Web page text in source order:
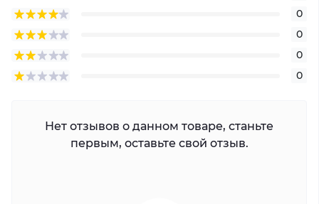
0
0
0
0
Нет отзывов о данном товаре, станьте
первым, оставьте свой отзыв.